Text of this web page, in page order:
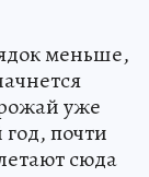
меньше,
уже
почти
сюда